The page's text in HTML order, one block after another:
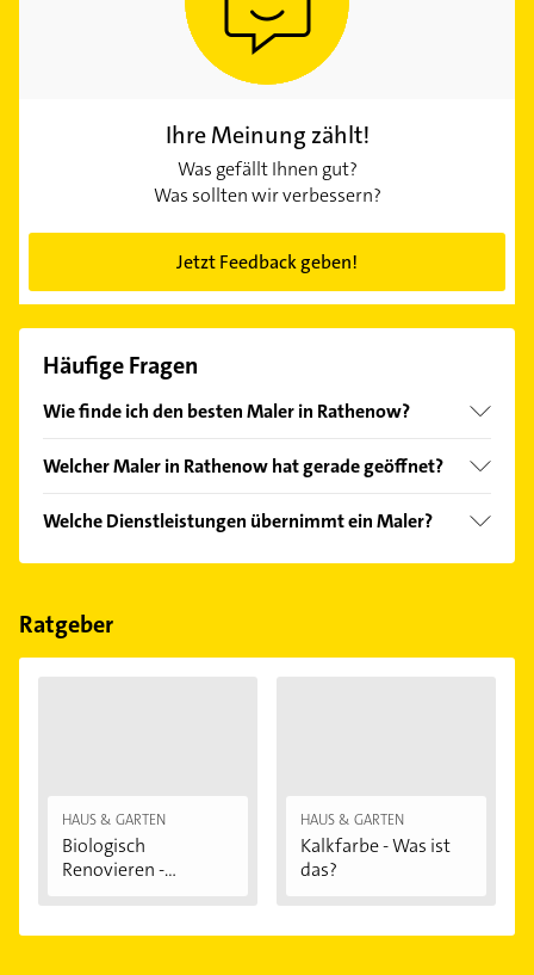
Ihre Meinung zählt!
Was gefällt Ihnen gut?
Was sollten wir verbessern?
Jetzt Feedback geben!
Häufige Fragen
Wie finde ich den besten Maler in Rathenow?
Kundenmeinungen und profitieren Sie von den
einfach nachBewertungensortiert anzeigen lassen.
Welcher Maler in Rathenow hat gerade geöffnet?
Bitte beachten Sie, dass diese an Sonn- und
Feiertagen abweichen können.
Welche Dienstleistungen übernimmt ein Maler?
Folgende Leistungen werden angeboten:
Fassadenanstriche und Fassadenreinigung.
Ratgeber
HAUS & GARTEN
Biologisch
Renovieren -
HAUS & GARTEN
Kalkfarbe - Was ist
das?